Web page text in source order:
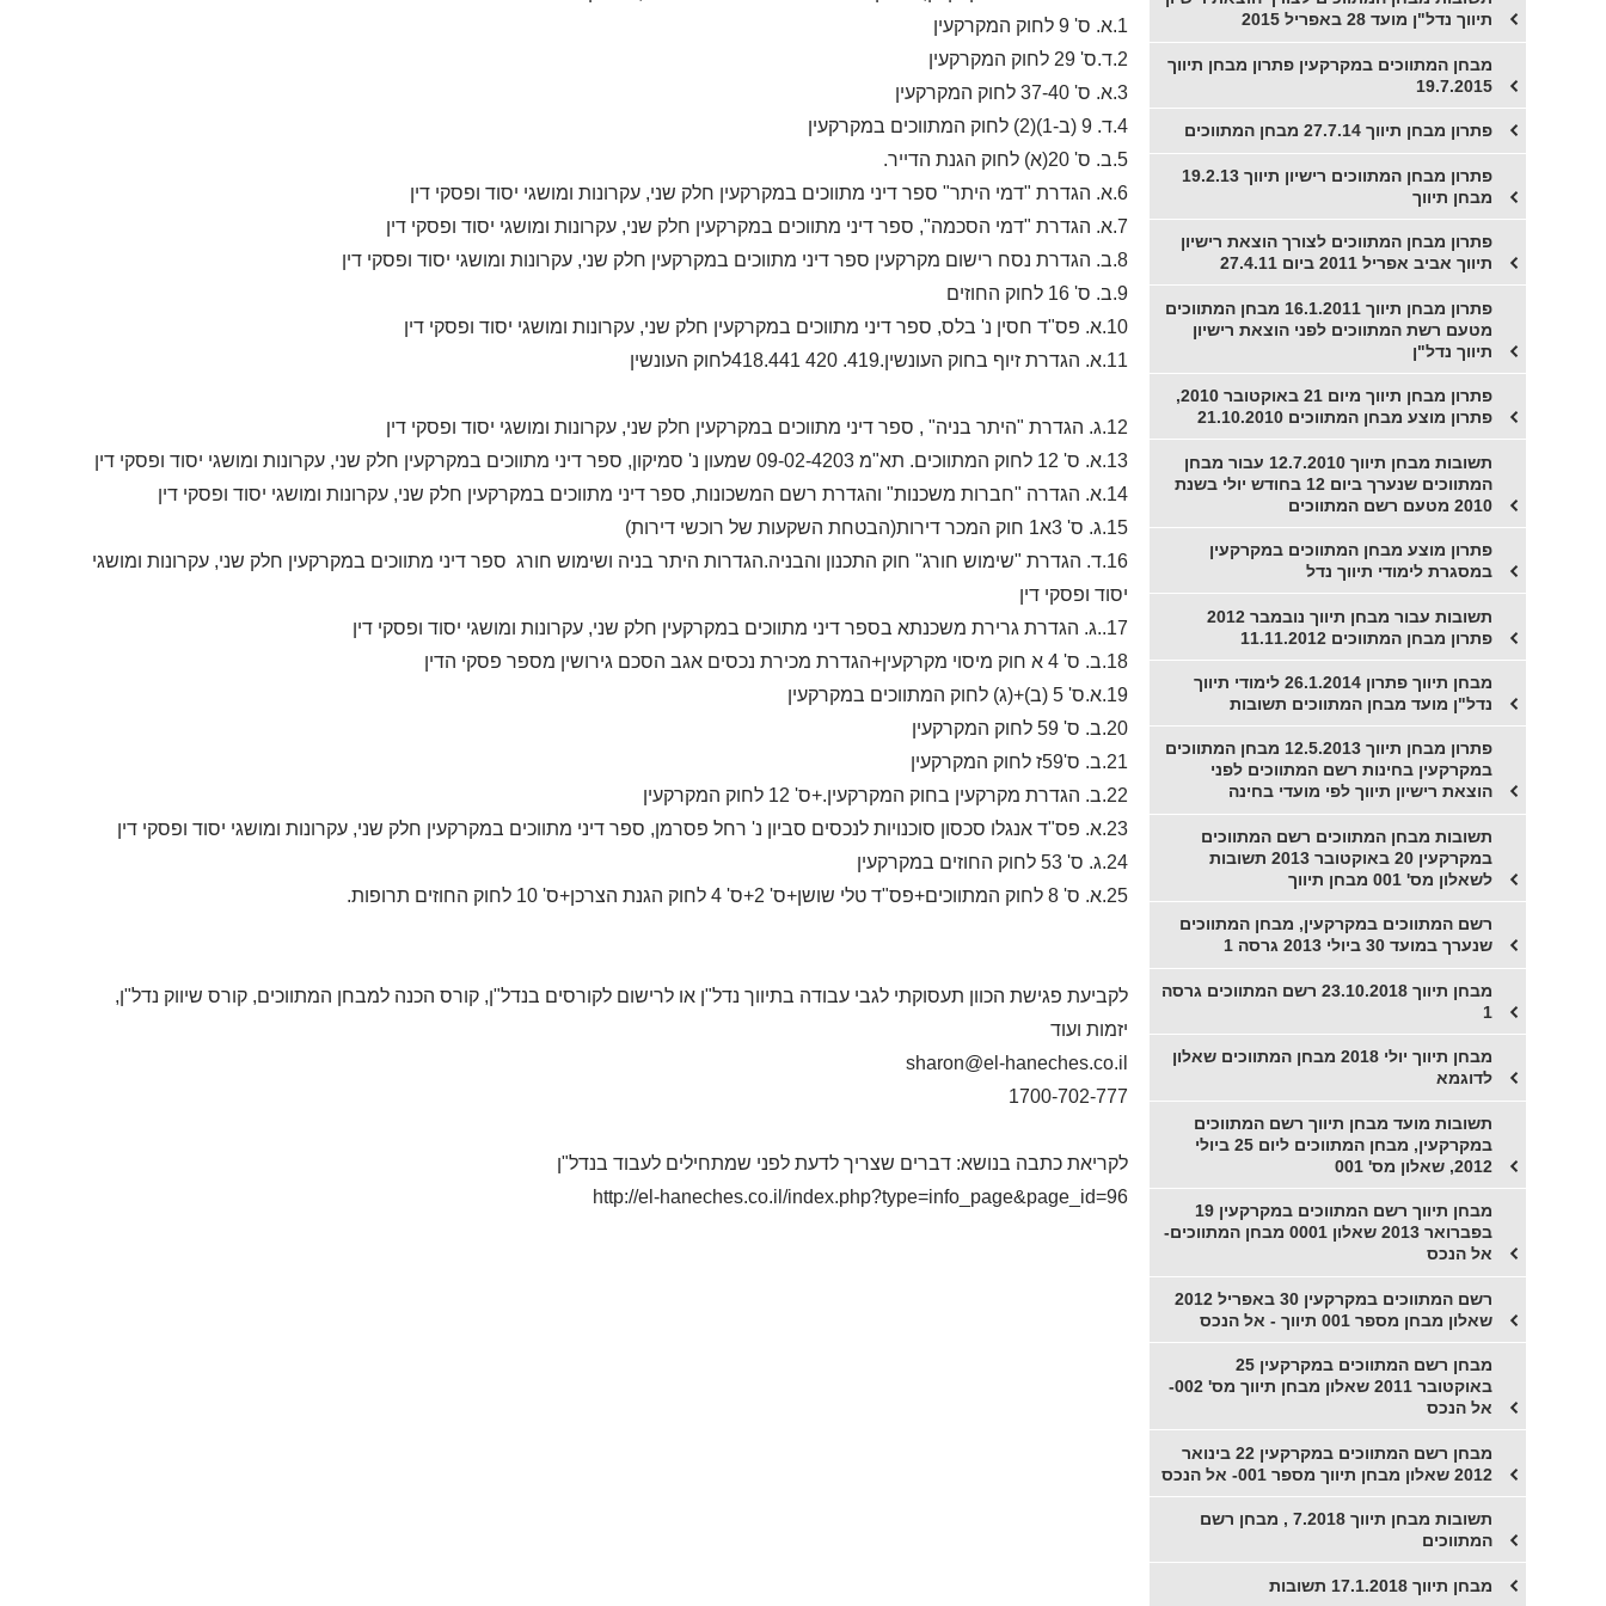
1.א. ס' 9 לחוק המקרקעין
2.ד.ס' 29 לחוק המקרקעין
3.א. ס' 37-40 לחוק המקרקעין
4.ד. 9 (ב-1)(2) לחוק המתווכים במקרקעין
5.ב. ס' 20(א) לחוק הגנת הדייר.
6.א. הגדרת "דמי היתר" ספר דיני מתווכים במקרקעין חלק שני, עקרונות ומושגי יסוד ופסקי דין
7.א. הגדרת "דמי הסכמה", ספר דיני מתווכים במקרקעין חלק שני, עקרונות ומושגי יסוד ופסקי דין
8.ב. הגדרת נסח רישום מקרקעין ספר דיני מתווכים במקרקעין חלק שני, עקרונות ומושגי יסוד ופסקי דין
9.ב. ס' 16 לחוק החוזים
10.א. פס"ד חסין נ' בלס, ספר דיני מתווכים במקרקעין חלק שני, עקרונות ומושגי יסוד ופסקי דין
11.א. הגדרת זיוף בחוק העונשין.419. 420 418.441לחוק העונשין
12.ג. הגדרת "היתר בניה" , ספר דיני מתווכים במקרקעין חלק שני, עקרונות ומושגי יסוד ופסקי דין
13.א. ס' 12 לחוק המתווכים. תא"מ 09-02-4203 שמעון נ' סמיקון, ספר דיני מתווכים במקרקעין חלק שני, עקרונות ומושגי יסוד ופסקי דין
14.א. הגדרה "חברות משכנות" והגדרת רשם המשכונות, ספר דיני מתווכים במקרקעין חלק שני, עקרונות ומושגי יסוד ופסקי דין
15.ג. ס' 3א1 חוק המכר דירות(הבטחת השקעות של רוכשי דירות)
16.ד. הגדרת "שימוש חורג" חוק התכנון והבניה.הגדרות היתר בניה ושימוש חורג ספר דיני מתווכים במקרקעין חלק שני, עקרונות ומושגי
יסוד ופסקי דין
17..ג. הגדרת גרירת משכנתא בספר דיני מתווכים במקרקעין חלק שני, עקרונות ומושגי יסוד ופסקי דין
18.ב. ס' 4 א חוק מיסוי מקרקעין+הגדרת מכירת נכסים אגב הסכם גירושין מספר פסקי הדין
19.א.ס' 5 (ב)+(ג) לחוק המתווכים במקרקעין
20.ב. ס' 59 לחוק המקרקעין
21.ב. ס'59ז לחוק המקרקעין
22.ב. הגדרת מקרקעין בחוק המקרקעין.+ס' 12 לחוק המקרקעין
23.א. פס"ד אנגלו סכסון סוכנויות לנכסים סביון נ' רחל פסרמן, ספר דיני מתווכים במקרקעין חלק שני, עקרונות ומושגי יסוד ופסקי דין
24.ג. ס' 53 לחוק החוזים במקרקעין
25.א. ס' 8 לחוק המתווכים+פס"ד טלי שושן+ס' 2+ס' 4 לחוק הגנת הצרכן+ס' 10 לחוק החוזים תרופות.
לקביעת פגישת הכוון תעסוקתי לגבי עבודה בתיווך נדל"ן או לרישום לקורסים בנדל"ן, קורס הכנה למבחן המתווכים, קורס שיווק נדל"ן,
יזמות ועוד
sharon@el-haneches.co.il
1700-702-777
לקריאת כתבה בנושא: דברים שצריך לדעת לפני שמתחילים לעבוד בנדל"ן
http://el-haneches.co.il/index.php?type=info_page&page_id=96
תיווך נדל"ן מועד 28 באפריל 2015
מבחן המתווכים במקרקעין פתרון מבחן תיווך
19.7.2015
פתרון מבחן תיווך 27.7.14 מבחן המתווכים
פתרון מבחן המתווכים רישיון תיווך 19.2.13
מבחן תיווך
פתרון מבחן המתווכים לצורך הוצאת רישיון
תיווך אביב אפריל 2011 ביום 27.4.11
פתרון מבחן תיווך 16.1.2011 מבחן המתווכים
מטעם רשת המתווכים לפני הוצאת רישיון
תיווך נדל"ן
פתרון מבחן תיווך מיום 21 באוקטובר 2010,
פתרון מוצע מבחן המתווכים 21.10.2010
תשובות מבחן תיווך 12.7.2010 עבור מבחן
המתווכים שנערך ביום 12 בחודש יולי בשנת
2010 מטעם רשם המתווכים
פתרון מוצע מבחן המתווכים במקרקעין
במסגרת לימודי תיווך נדל
תשובות עבור מבחן תיווך נובמבר 2012
פתרון מבחן המתווכים 11.11.2012
מבחן תיווך פתרון 26.1.2014 לימודי תיווך
נדל"ן מועד מבחן המתווכים תשובות
פתרון מבחן תיווך 12.5.2013 מבחן המתווכים
במקרקעין בחינות רשם המתווכים לפני
הוצאת רישיון תיווך לפי מועדי בחינה
תשובות מבחן המתווכים רשם המתווכים
במקרקעין 20 באוקטובר 2013 תשובות
לשאלון מס' 001 מבחן תיווך
רשם המתווכים במקרקעין, מבחן המתווכים
שנערך במועד 30 ביולי 2013 גרסה 1
מבחן תיווך 23.10.2018 רשם המתווכים גרסה
1
מבחן תיווך יולי 2018 מבחן המתווכים שאלון
לדוגמא
תשובות מועד מבחן תיווך רשם המתווכים
במקרקעין, מבחן המתווכים ליום 25 ביולי
2012, שאלון מס' 001
מבחן תיווך רשם המתווכים במקרקעין 19
בפברואר 2013 שאלון 0001 מבחן המתווכים-
אל הנכס
רשם המתווכים במקרקעין 30 באפריל 2012
שאלון מבחן מספר 001 תיווך - אל הנכס
מבחן רשם המתווכים במקרקעין 25
באוקטובר 2011 שאלון מבחן תיווך מס' 002-
אל הנכס
מבחן רשם המתווכים במקרקעין 22 בינואר
2012 שאלון מבחן תיווך מספר 001- אל הנכס
תשובות מבחן תיווך 7.2018 , מבחן רשם
המתווכים
מבחן תיווך 17.1.2018 תשובות